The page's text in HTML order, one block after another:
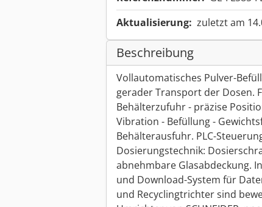
Aktualisierung: zuletzt am
Beschreibung
Vollautomatisches Pulver-
gerader Transport der Dosen.
Behälterzufuhr - präzise
Vibration - Befüllung -
Behälterausfuhr. PLC-
Dosierungstechnik:
abnehmbare Glasabdeckung.
und Download-System für
und Recyclingtrichter sind